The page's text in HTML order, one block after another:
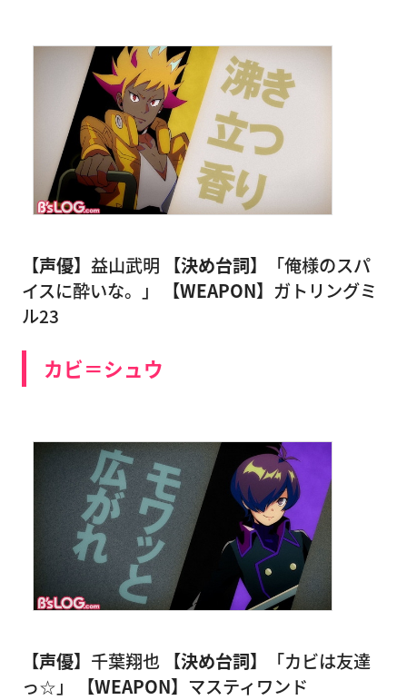
【声優】 益山武明 【決め台詞】
「俺様のスパ
イスに酔いな。」
【WEAPON】 ガトリングミ
ル23
カビ＝シュウ
【声優】 千葉翔也 【決め台詞】
「カビは友達
っ☆」
【WEAPON】 マスティワンド